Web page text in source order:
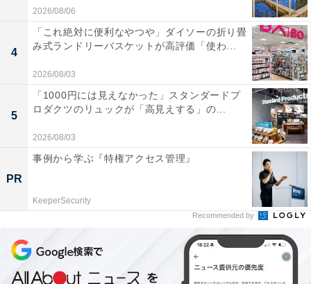
東京生まれの丁寧な食材から作り出す究極の洋食
2026/08/06
4
「これ絶対に便利なやつや」ダイソーの折り畳
み式ランドリーバスケットが高評価「使わ...
2026/08/03
5
「1000円には見えなかった」スタンダードプ
ロダクツのリュックが「高見えする」の...
2026/08/03
PR
事例から学ぶ『特権アクセス管理』
KeeperSecurity
Recommended by